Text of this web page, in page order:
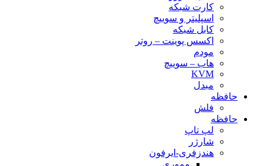
کارت شبکه
اسپلیتر و سوییچ
کابل شبکه
اکسس پوینت – روتر
مودم
هاب – سوییچ
KVM
مبدل
حافظه
فلش
حافظه
لپ تاپ
شارژر
هندزفری-ایرفون